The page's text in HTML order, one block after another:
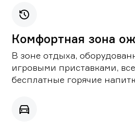
Комфортная зона
В зоне отдыха,
игровыми приставками,
бесплатные горячие